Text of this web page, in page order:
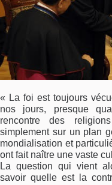
« La foi est toujours
nos jours, presque
rencontre des
simplement sur un plan
mondialisation et
ont fait naître une vaste
La question qui vient
savoir quelle est la